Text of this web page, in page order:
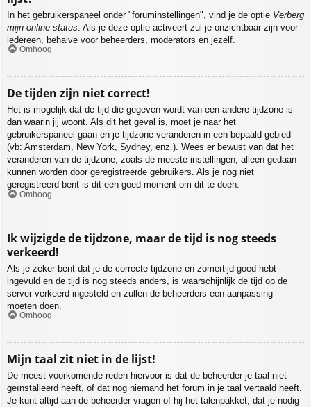
In het gebruikerspaneel onder "foruminstellingen", vind je de optie Verberg
mijn online status . Als je deze optie activeert zul je onzichtbaar zijn voor
iedereen, behalve voor beheerders, moderators en jezelf.
Omhoog
De tijden zijn niet correct!
Het is mogelijk dat de tijd die gegeven wordt van een andere tijdzone is
dan waarin jij woont. Als dit het geval is, moet je naar het
gebruikerspaneel gaan en je tijdzone veranderen in een bepaald gebied
(vb: Amsterdam, New York, Sydney, enz.). Wees er bewust van dat het
veranderen van de tijdzone, zoals de meeste instellingen, alleen gedaan
kunnen worden door geregistreerde gebruikers. Als je nog niet
geregistreerd bent is dit een goed moment om dit te doen.
Omhoog
Ik wijzigde de tijdzone, maar de tijd is nog steeds
verkeerd!
Als je zeker bent dat je de correcte tijdzone en zomertijd goed hebt
ingevuld en de tijd is nog steeds anders, is waarschijnlijk de tijd op de
server verkeerd ingesteld en zullen de beheerders een aanpassing
moeten doen.
Omhoog
Mijn taal zit niet in de lijst!
De meest voorkomende reden hiervoor is dat de beheerder je taal niet
geïnstalleerd heeft, of dat nog niemand het forum in je taal vertaald heeft.
Je kunt altijd aan de beheerder vragen of hij het talenpakket, dat je nodig